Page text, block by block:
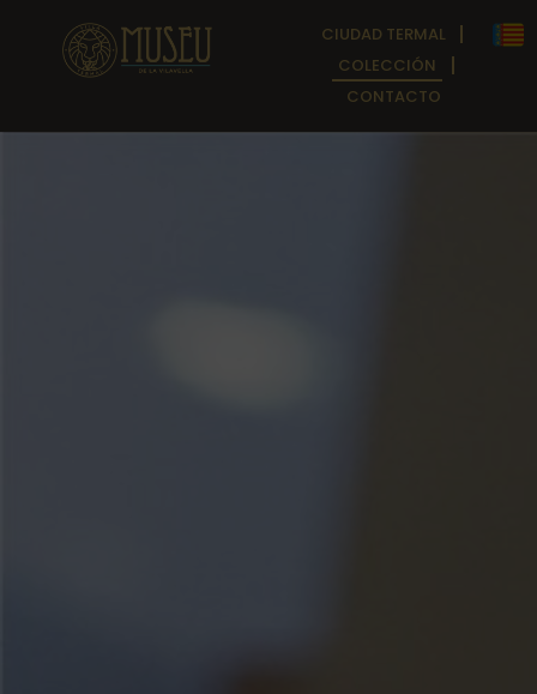
CIUDAD TERMAL
COLECCIÓN
CONTACTO